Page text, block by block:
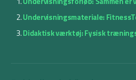
Undervisningsmateriale:
Didaktisk værktøj: Fysisk